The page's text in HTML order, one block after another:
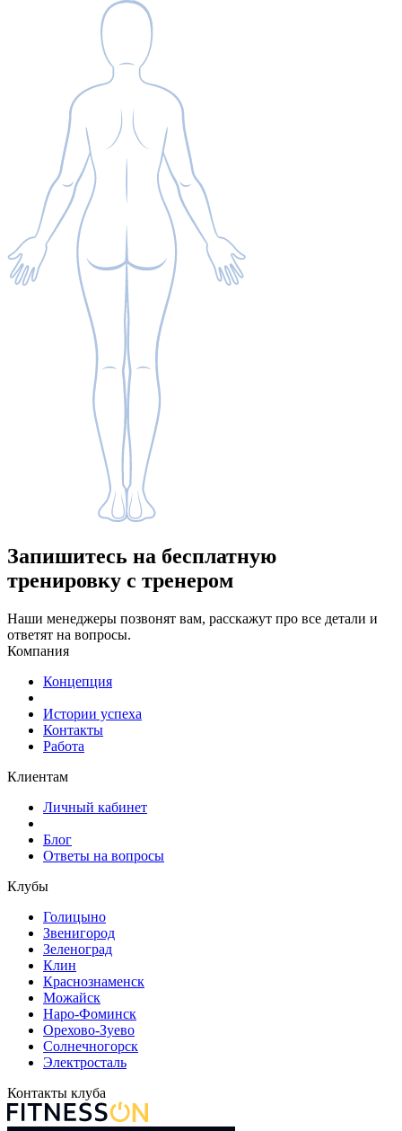
Запишитесь на бесплатную
тренировку с тренером
Наши менеджеры позвонят вам, расскажут про все детали и
ответят на вопросы.
Компания
Концепция
Истории успеха
Контакты
Работа
Клиентам
Личный кабинет
Блог
Ответы на вопросы
Клубы
Голицыно
Звенигород
Зеленоград
Клин
Краснознаменск
Можайск
Наро-Фоминск
Орехово-Зуево
Солнечногорск
Электросталь
Контакты клуба